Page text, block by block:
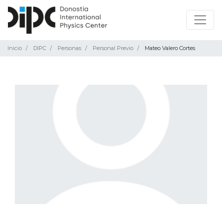
Inicio DIPC Personas Personal Previo Mateo Valero Cortes